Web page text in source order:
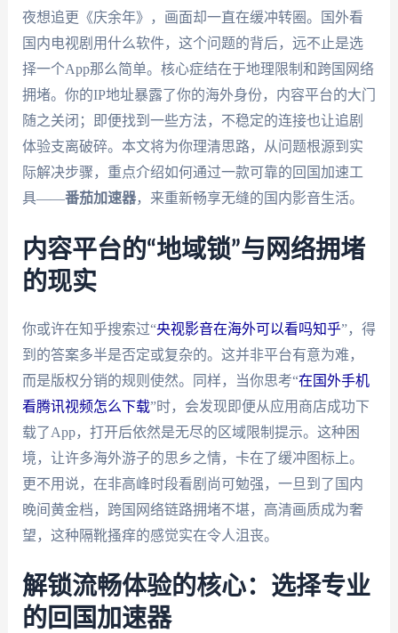
夜想追更《庆余年》，画面却一直在缓冲转圈。国外看
国内电视剧用什么软件，这个问题的背后，远不止是选
择一个App那么简单。核心症结在于地理限制和跨国网络
拥堵。你的IP地址暴露了你的海外身份，内容平台的大门
随之关闭；即便找到一些方法，不稳定的连接也让追剧
体验支离破碎。本文将为你理清思路，从问题根源到实
际解决步骤，重点介绍如何通过一款可靠的回国加速工
具——番茄加速器，来重新畅享无缝的国内影音生活。
内容平台的“地域锁”与网络拥堵
的现实
你或许在知乎搜索过“央视影音在海外可以看吗知乎”，得
到的答案多半是否定或复杂的。这并非平台有意为难，
而是版权分销的规则使然。同样，当你思考“在国外手机
看腾讯视频怎么下载”时，会发现即便从应用商店成功下
载了App，打开后依然是无尽的区域限制提示。这种困
境，让许多海外游子的思乡之情，卡在了缓冲图标上。
更不用说，在非高峰时段看剧尚可勉强，一旦到了国内
晚间黄金档，跨国网络链路拥堵不堪，高清画质成为奢
望，这种隔靴搔痒的感觉实在令人沮丧。
解锁流畅体验的核心：选择专业
的回国加速器